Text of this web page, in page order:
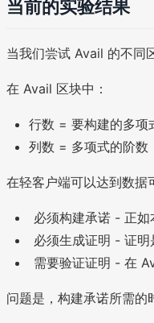
当前的实验结果
当我们尝试 Avail 的不同
在 Avail 区块中：
行数 = 要构建的多项
列数 = 多项式的阶数
在轻客户端可以达到数据
必须构建承诺 - 正如
必须生成证明 - 证
需要验证证明 - 在
问题是，构建承诺所需